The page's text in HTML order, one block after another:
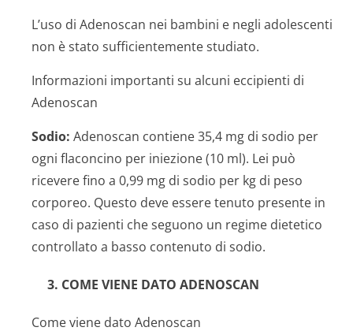
L’uso di Adenoscan nei bambini e negli adolescenti
non è stato sufficientemente studiato.
Informazioni importanti su alcuni eccipienti di
Adenoscan
Sodio: Adenoscan contiene 35,4 mg di sodio per
ogni flaconcino per iniezione (10 ml). Lei può
ricevere fino a 0,99 mg di sodio per kg di peso
corporeo. Questo deve essere tenuto presente in
caso di pazienti che seguono un regime dietetico
controllato a basso contenuto di sodio.
3. COME VIENE DATO ADENOSCAN
Come viene dato Adenoscan